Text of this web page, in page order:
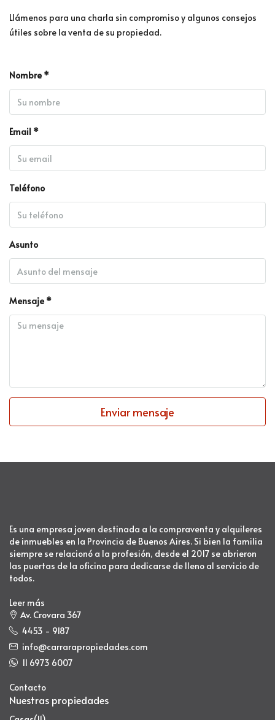
Llámenos para una charla sin compromiso y algunos consejos
útiles sobre la venta de su propiedad.
Nombre *
Email *
Teléfono
Asunto
Mensaje *
Enviar mensaje
Es una empresa joven destinada a la compraventa y alquileres
de inmuebles en la Provincia de Buenos Aires. Si bien la familia
siempre se relacionó a la profesión, desde el 2017 se abrieron
las puertas de la oficina para dedicarse de lleno al servicio de
todos.
Leer más
Av. Crovara 367
4453 - 9187
info@carrarapropiedades.com
11 6973 6007
Contacto
Nuestras propiedades